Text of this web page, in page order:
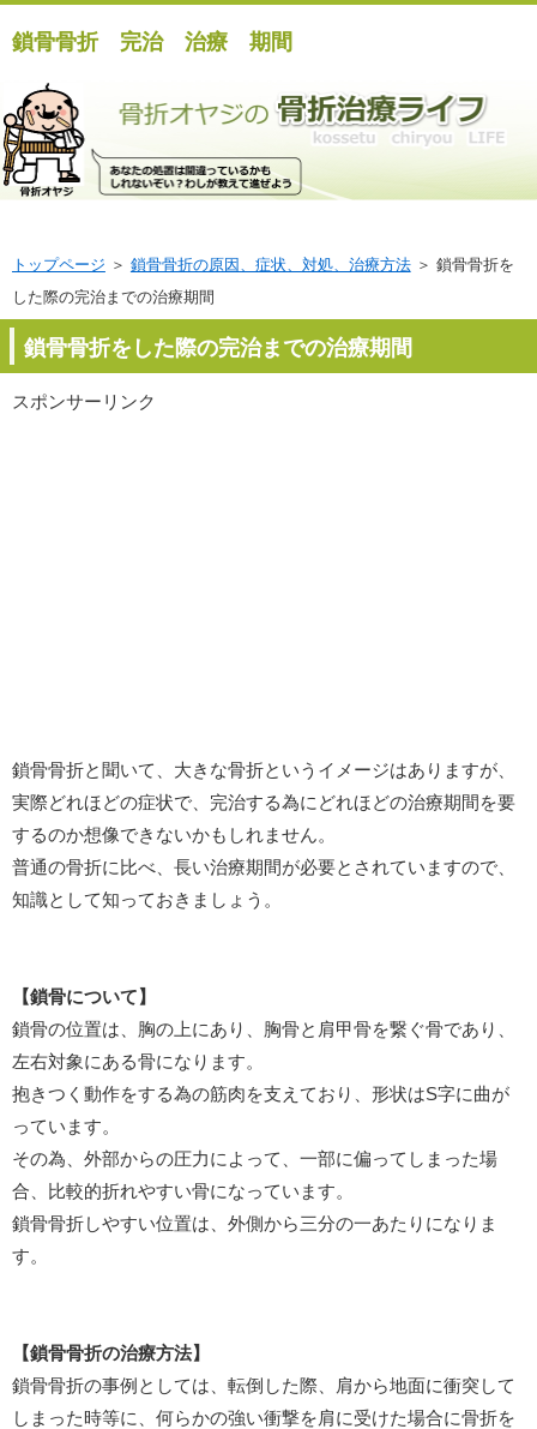
鎖骨骨折 完治 治療 期間
トップページ ＞ 鎖骨骨折の原因、症状、対処、治療方法＞ 鎖骨骨折を
した際の完治までの治療期間
鎖骨骨折をした際の完治までの治療期間
スポンサーリンク
鎖骨骨折と聞いて、大きな骨折というイメージはありますが、
実際どれほどの症状で、完治する為にどれほどの治療期間を要
するのか想像できないかもしれません。
普通の骨折に比べ、長い治療期間が必要とされていますので、
知識として知っておきましょう。
【鎖骨について】
鎖骨の位置は、胸の上にあり、胸骨と肩甲骨を繋ぐ骨であり、
左右対象にある骨になります。
抱きつく動作をする為の筋肉を支えており、形状はS字に曲が
っています。
その為、外部からの圧力によって、一部に偏ってしまった場
合、比較的折れやすい骨になっています。
鎖骨骨折しやすい位置は、外側から三分の一あたりになりま
す。
【鎖骨骨折の治療方法】
鎖骨骨折の事例としては、転倒した際、肩から地面に衝突して
しまった時等に、何らかの強い衝撃を肩に受けた場合に骨折を